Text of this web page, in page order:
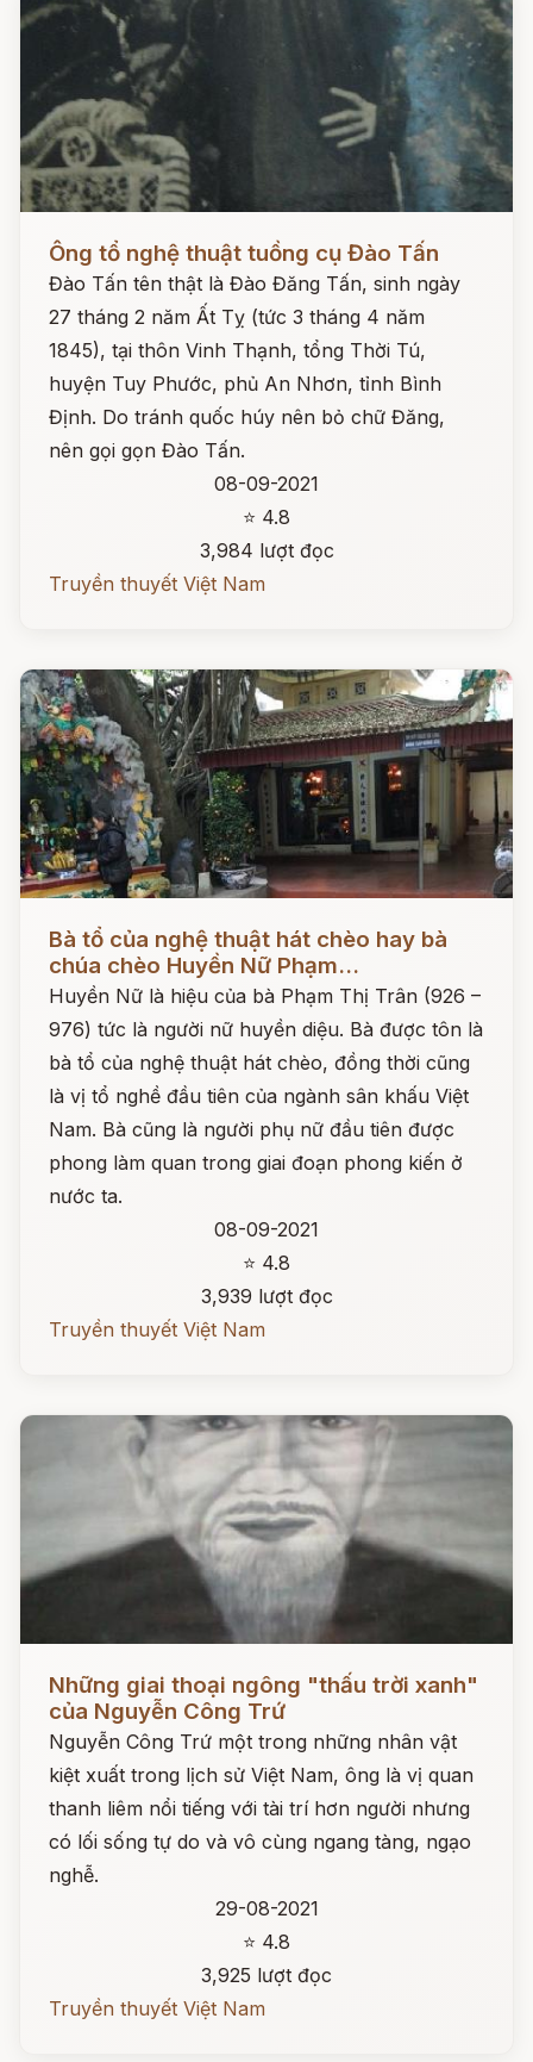
Đọc ngay
Ông tổ nghệ thuật tuồng cụ Đào Tấn
Đào Tấn tên thật là Đào Đăng Tấn, sinh ngày
27 tháng 2 năm Ất Tỵ (tức 3 tháng 4 năm
1845), tại thôn Vinh Thạnh, tổng Thời Tú,
huyện Tuy Phước, phủ An Nhơn, tỉnh Bình
Định. Do tránh quốc húy nên bỏ chữ Đăng,
nên gọi gọn Đào Tấn.
08-09-2021
⭐ 4.8
3,984 lượt đọc
Truyền thuyết Việt Nam
Đọc ngay
Bà tổ của nghệ thuật hát chèo hay bà
chúa chèo Huyền Nữ Phạm...
Huyền Nữ là hiệu của bà Phạm Thị Trân (926 –
976) tức là người nữ huyền diệu. Bà được tôn là
bà tổ của nghệ thuật hát chèo, đồng thời cũng
là vị tổ nghề đầu tiên của ngành sân khấu Việt
Nam. Bà cũng là người phụ nữ đầu tiên được
phong làm quan trong giai đoạn phong kiến ở
nước ta.
08-09-2021
⭐ 4.8
3,939 lượt đọc
Truyền thuyết Việt Nam
Những giai thoại ngông "thấu trời xanh"
của Nguyễn Công Trứ
Nguyễn Công Trứ một trong những nhân vật
kiệt xuất trong lịch sử Việt Nam, ông là vị quan
thanh liêm nổi tiếng với tài trí hơn người nhưng
có lối sống tự do và vô cùng ngang tàng, ngạo
nghễ.
29-08-2021
⭐ 4.8
3,925 lượt đọc
Truyền thuyết Việt Nam